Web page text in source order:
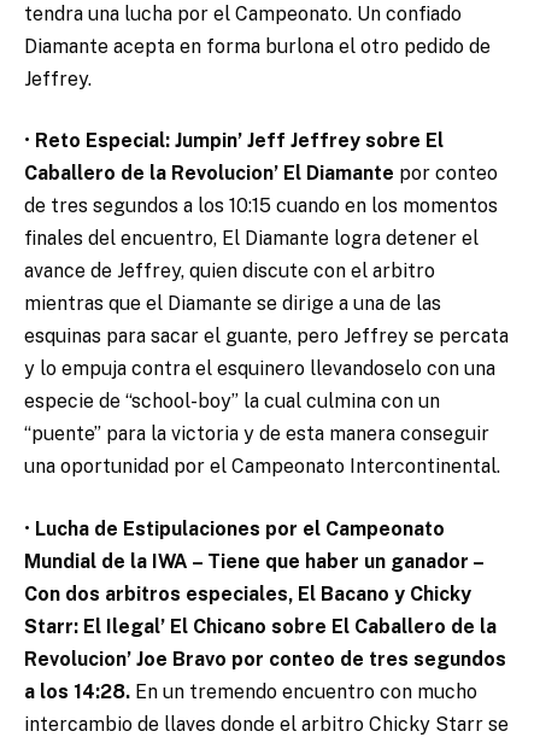
tendra una lucha por el Campeonato. Un confiado
Diamante acepta en forma burlona el otro pedido de
Jeffrey.
• Reto Especial: Jumpin’ Jeff Jeffrey sobre El
Caballero de la Revolucion’ El Diamante por conteo
de tres segundos a los 10:15 cuando en los momentos
finales del encuentro, El Diamante logra detener el
avance de Jeffrey, quien discute con el arbitro
mientras que el Diamante se dirige a una de las
esquinas para sacar el guante, pero Jeffrey se percata
y lo empuja contra el esquinero llevandoselo con una
especie de “school-boy” la cual culmina con un
“puente” para la victoria y de esta manera conseguir
una oportunidad por el Campeonato Intercontinental.
• Lucha de Estipulaciones por el Campeonato
Mundial de la IWA – Tiene que haber un ganador –
Con dos arbitros especiales, El Bacano y Chicky
Starr: El Ilegal’ El Chicano sobre El Caballero de la
Revolucion’ Joe Bravo por conteo de tres segundos
a los 14:28. En un tremendo encuentro con mucho
intercambio de llaves donde el arbitro Chicky Starr se